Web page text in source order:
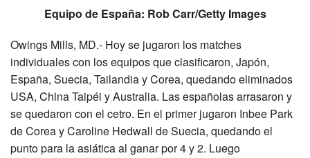
Equipo de España: Rob Carr/Getty Images
Owings Mills, MD.- Hoy se jugaron los matches
individuales con los equipos que clasificaron, Japón,
España, Suecia, Tailandia y Corea, quedando eliminados
USA, China Taipéi y Australia. Las españolas arrasaron y
se quedaron con el cetro. En el primer jugaron Inbee Park
de Corea y Caroline Hedwall de Suecia, quedando el
punto para la asiática al ganar por 4 y 2. Luego